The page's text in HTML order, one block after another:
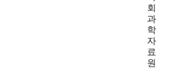
회
과
학
자
료
원